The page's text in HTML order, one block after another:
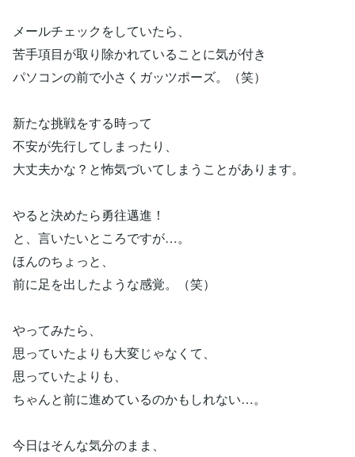
メールチェックをしていたら、
苦手項目が取り除かれていることに気が付き
パソコンの前で小さくガッツポーズ。（笑）
新たな挑戦をする時って
不安が先行してしまったり、
大丈夫かな？と怖気づいてしまうことがあります。
やると決めたら勇往邁進！
と、言いたいところですが…。
ほんのちょっと、
前に足を出したような感覚。（笑）
やってみたら、
思っていたよりも大変じゃなくて、
思っていたよりも、
ちゃんと前に進めているのかもしれない…。
今日はそんな気分のまま、